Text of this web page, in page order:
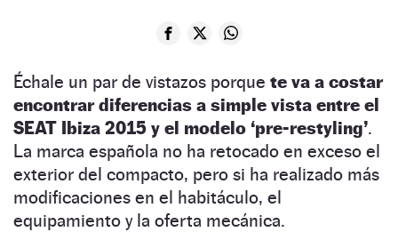
Échale un par de vistazos porque te va a costar
encontrar diferencias a simple vista entre el
SEAT Ibiza 2015 y el modelo ‘pre-restyling’.
La marca española no ha retocado en exceso el
exterior del compacto, pero si ha realizado más
modificaciones en el habitáculo, el
equipamiento y la oferta mecánica.